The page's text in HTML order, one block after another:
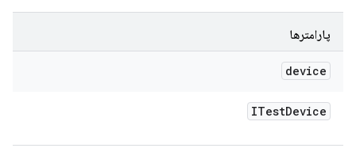
پارامترها
device
ITestDevice